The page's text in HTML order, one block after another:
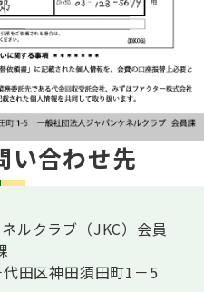
い合わせ先
ルクラブ（JKC）会員
田区神田須田町1－5